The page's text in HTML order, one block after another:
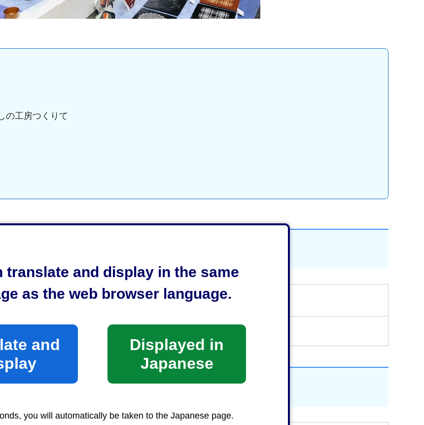
translate and display in the same
as the web browser language.
and
Displayed in
Japanese
you will automatically be taken to the Japanese page.
の工房つくりて
曜日）から2025年10月27日（月曜日）
まで